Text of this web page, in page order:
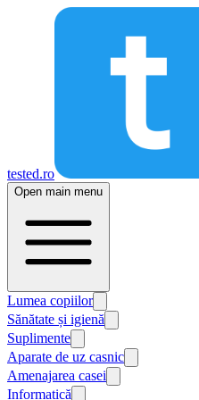
tested.ro
Open main menu
Lumea copiilor
Sănătate și igienă
Suplimente
Aparate de uz casnic
Amenajarea casei
Informatică